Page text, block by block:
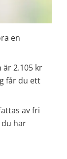
en
2.105 kr
får du ett
av fri
har